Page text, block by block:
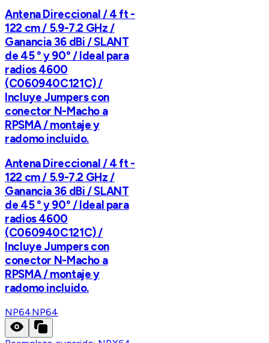
Antena Direccional / 4 ft -
122 cm / 5.9-7.2 GHz /
Ganancia 36 dBi / SLANT
de 45 ° y 90° / Ideal para
radios 4600
(C060940C121C) /
Incluye Jumpers con
conector N-Macho a
RPSMA / montaje y
radomo incluido.
Antena Direccional / 4 ft -
122 cm / 5.9-7.2 GHz /
Ganancia 36 dBi / SLANT
de 45 ° y 90° / Ideal para
radios 4600
(C060940C121C) /
Incluye Jumpers con
conector N-Macho a
RPSMA / montaje y
radomo incluido.
NP64NP64